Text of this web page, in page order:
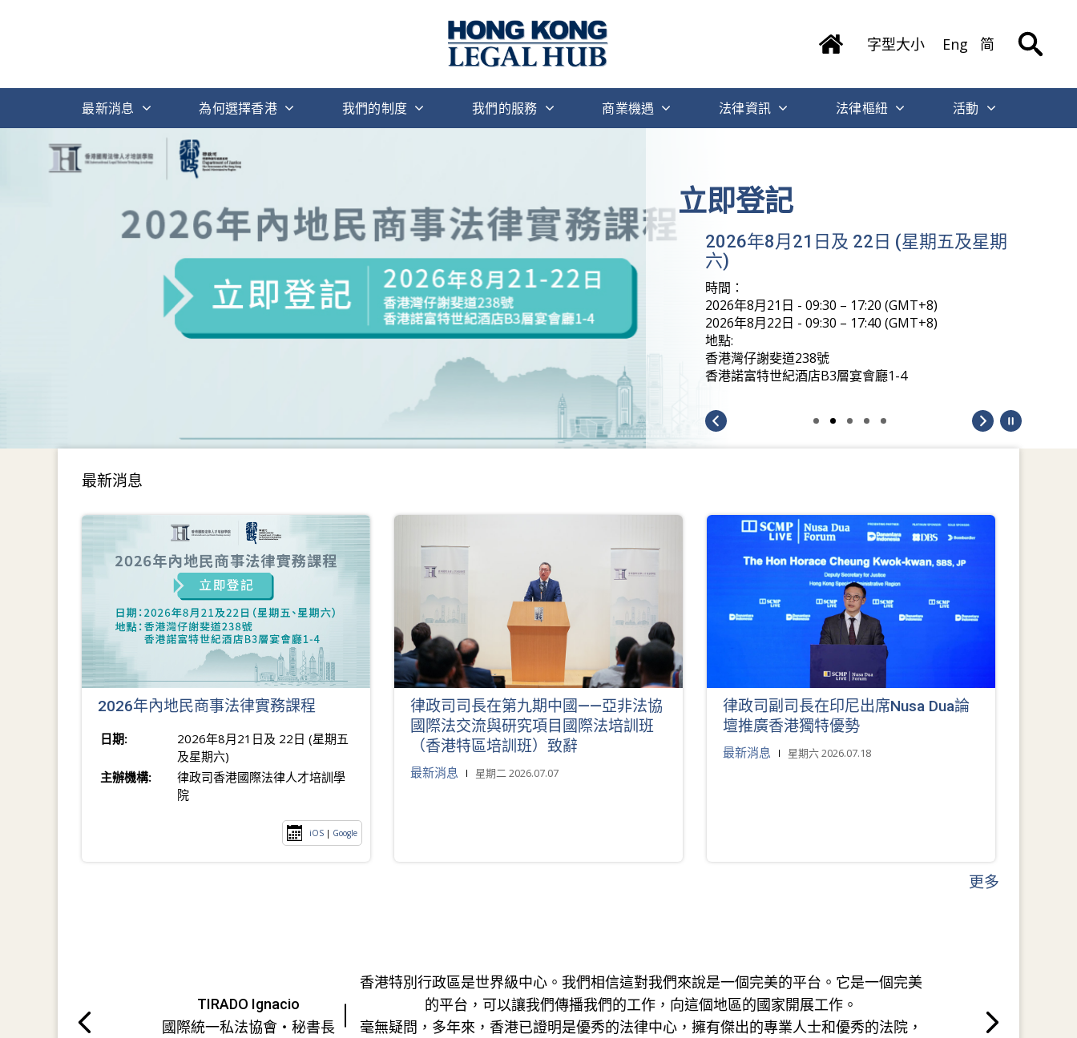
字型大小 Eng 简
最新消息 為何選擇香港 我們的制度 我們的服務 商業機遇 法律資訊 法律樞紐 活動
立即登記
2026年8月21日及 22日 (星期五及星期
六)
時間：
2026年8月21日 - 09:30 – 17:20 (GMT+8)
2026年8月22日 - 09:30 – 17:40 (GMT+8)
地點:
香港灣仔謝斐道238號
香港諾富特世紀酒店B3層宴會廳1-4
最新消息
2026年內地民商事法律實務課程
日期:
2026年8月21日及 22日 (星期五
及星期六)
主辦機構:
律政司香港國際法律人才培訓學
院
iOS | Google
律政司司長在第九期中國——亞非法協
國際法交流與研究項目國際法培訓班
（香港特區培訓班）致辭
最新消息 星期二 2026.07.07
律政司副司長在印尼出席Nusa Dua論
壇推廣香港獨特優勢
最新消息 星期六 2026.07.18
更多
TIRADO Ignacio
國際統一私法協會・秘書長
香港特別行政區是世界級中心。我們相信這對我們來說是一個完美的平台。它是一個完美
的平台，可以讓我們傳播我們的工作，向這個地區的國家開展工作。
毫無疑問，多年來，香港已證明是優秀的法律中心，擁有傑出的專業人士和優秀的法院，